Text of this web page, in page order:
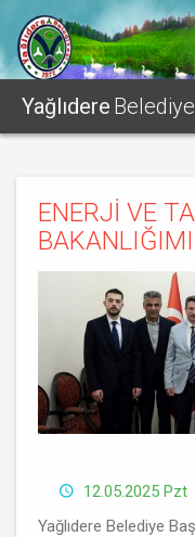
Yağlıdere
ENERJİ VE
12.05.2025 Pzt
Yağlıdere Belediye